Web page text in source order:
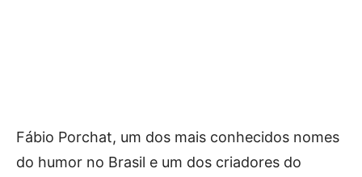
Fábio Porchat, um dos mais conhecidos nomes
do humor no Brasil e um dos criadores do